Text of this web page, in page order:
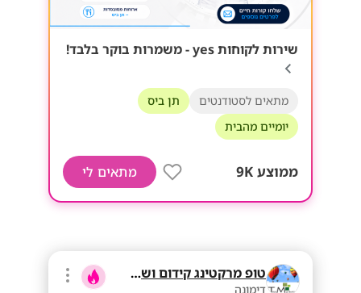
שירות לקוחות yes - משמרות בוקר בלבד!
מתאים לסטודנטים
תן ביס
יומיים מהבית
ממוצע 9K מתאים לי
טופ מרקטינג קידום ושיווק בע"מ
דימונה